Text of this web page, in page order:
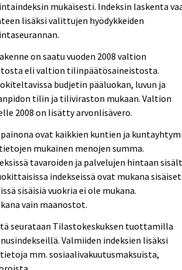
mukaisesti. Indeksin laskenta
lisäksi valittujen hyödykkeiden
on saatu vuoden 2008 valtion
eli valtion tilinpäätösaineistosta.
budjetin pääluokan, luvun ja
tilin ja tiliviraston mukaan. Valtion
2008 on lisätty arvonlisävero.
ovat kaikkien kuntien ja
mukainen menojen summa.
tavaroiden ja palvelujen hintaan
indekseissä ovat mukana sisäiset
sisäisiä vuokria ei ole mukana.
vain maanostot.
seurataan Tilastokeskuksen tuottamilla
Valmiiden indeksien lisäksi
mm. sosiaalivakuutusmaksuista,